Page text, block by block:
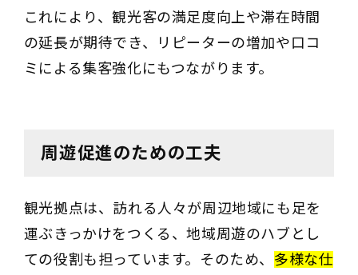
これにより、観光客の満足度向上や滞在時間
の延長が期待でき、リピーターの増加や口コ
ミによる集客強化にもつながります。
周遊促進のための工夫
観光拠点は、訪れる人々が周辺地域にも足を
運ぶきっかけをつくる、地域周遊のハブとし
ての役割も担っています。そのため、 多様な仕